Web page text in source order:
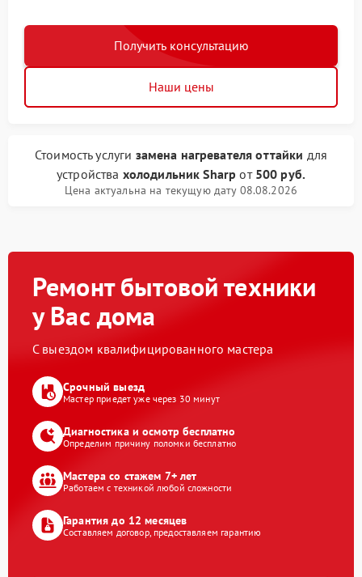
Получить консультацию
Наши цены
Стоимость услуги замена нагревателя оттайки для
устройства холодильник Sharp от 500 руб.
Цена актуальна на текущую дату 08.08.2026
Ремонт бытовой техники
у Вас дома
С выездом квалифицированного мастера
Срочный выезд
Мастер приедет уже через 30 минут
Диагностика и осмотр бесплатно
Определим причину поломки бесплатно
Мастера со стажем 7+ лет
Работаем с техникой любой сложности
Гарантия до 12 месяцев
Составляем договор, предоставляем гарантию